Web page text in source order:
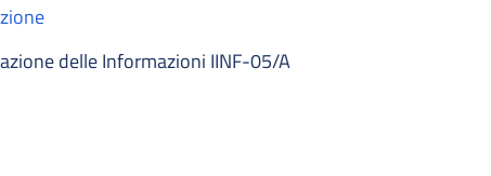
delle Informazioni IINF-05/A